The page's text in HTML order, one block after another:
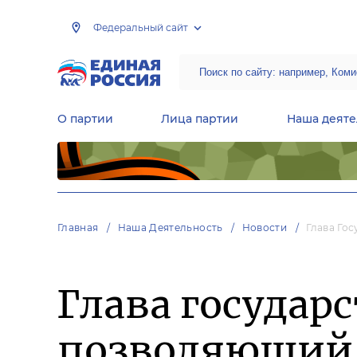
Федеральный сайт
О партии Лица партии Наша
Главная Наша Деятельность Новости Глава
Глава